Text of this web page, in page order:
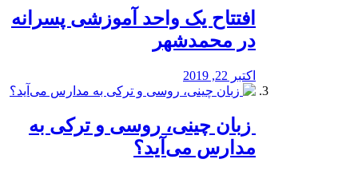
افتتاح یک واحد آموزشی پسرانه
در محمدشهر
اکتبر 22, 2019
️ زبان چینی، روسی و ترکی به
مدارس می‌آید؟